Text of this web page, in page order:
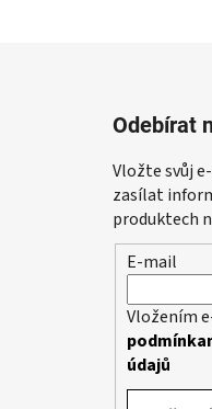
Odebírat
Vložte svůj
zasílat
produktech
E-mail
Vložením
údajů